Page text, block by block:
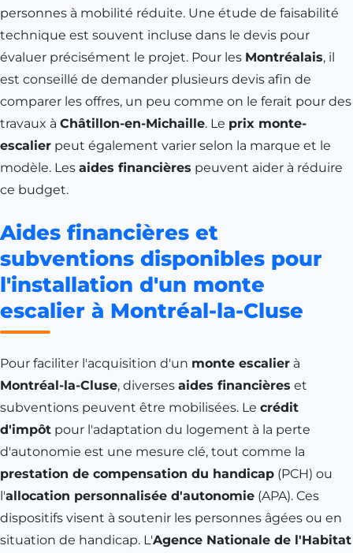
personnes à mobilité réduite. Une étude de faisabilité
technique est souvent incluse dans le devis pour
évaluer précisément le projet. Pour les Montréalais, il
est conseillé de demander plusieurs devis afin de
comparer les offres, un peu comme on le ferait pour des
travaux à Châtillon-en-Michaille. Le prix monte-
escalier peut également varier selon la marque et le
modèle. Les aides financières peuvent aider à réduire
ce budget.
Aides financières et
subventions disponibles pour
l'installation d'un monte
escalier à Montréal-la-Cluse
Pour faciliter l'acquisition d'un monte escalier à
Montréal-la-Cluse, diverses aides financières et
subventions peuvent être mobilisées. Le crédit
d'impôt pour l'adaptation du logement à la perte
d'autonomie est une mesure clé, tout comme la
prestation de compensation du handicap (PCH) ou
l'allocation personnalisée d'autonomie (APA). Ces
dispositifs visent à soutenir les personnes âgées ou en
situation de handicap. L'Agence Nationale de l'Habitat